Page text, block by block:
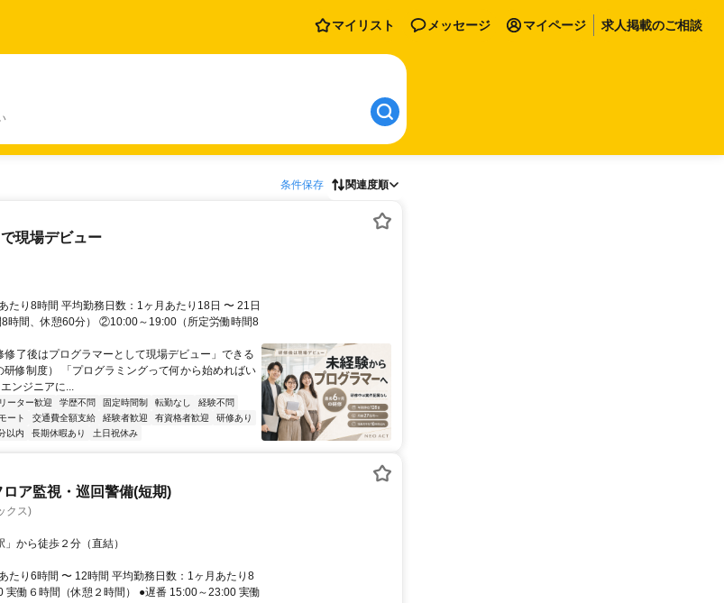
マイリスト メッセージ マイページ 求人掲載のご相談
条件保存 関連度順
現場デビュー
たり8時間 平均勤務日数：1ヶ月あたり18日 〜 21日
時間、休憩60分） ②10:00～19:00（所定労働時間8
修了後はプログラマーとして現場デビュー」できる
研修制度） 「プログラミングって何から始めればい
ンジニアに...
ーター歓迎 学歴不問 固定時間制 転勤なし
経験不問
ート 交通費全額支給 経験者歓迎 有資格者歓迎
研修あり
以内 長期休暇あり 土日祝休み
ア監視・巡回警備(短期)
クス)
から徒歩２分（直結）
たり6時間 〜 12時間 平均勤務日数：1ヶ月あたり8
実働６時間（休憩２時間） ●遅番 15:00～23:00 実働